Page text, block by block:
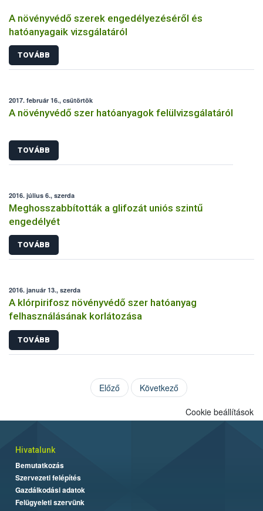
A növényvédő szerek engedélyezéséről és
hatóanyagaik vizsgálatáról
TOVÁBB
2017. február 16., csütörtök
A növényvédő szer hatóanyagok felülvizsgálatáról
TOVÁBB
2016. július 6., szerda
Meghosszabbították a glifozát uniós szintű
engedélyét
TOVÁBB
2016. január 13., szerda
A klórpirifosz növényvédő szer hatóanyag
felhasználásának korlátozása
TOVÁBB
Előző Következő
Cookie beállítások
Hivatalunk
Bemutatkozás
Szervezeti felépítés
Gazdálkodási adatok
Felügyeleti szervünk